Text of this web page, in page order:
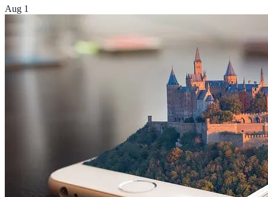
Aug 1